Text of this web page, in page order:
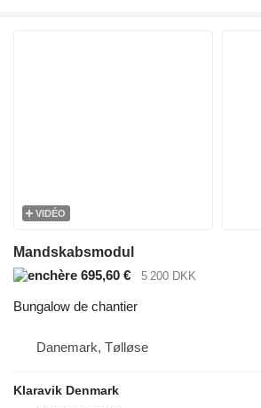
VIDÉO
Mandskabsmodul
695,60 €
5 200 DKK
Bungalow de chantier
Danemark, Tølløse
Klaravik Denmark